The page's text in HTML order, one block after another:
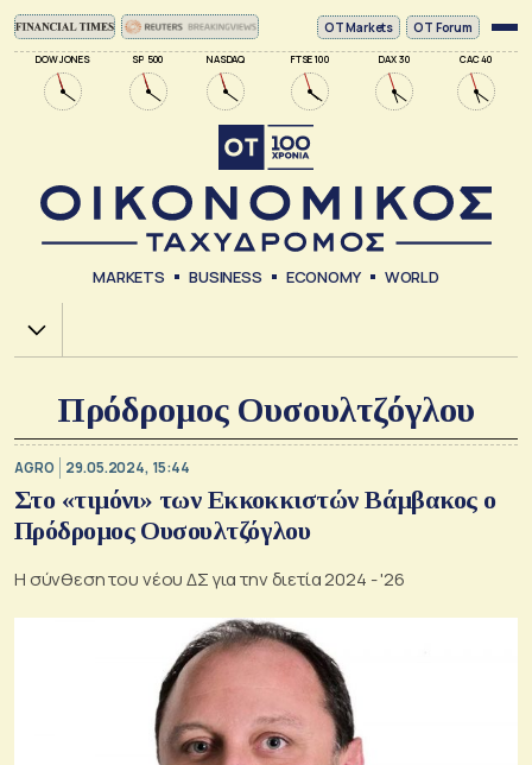
DOW JONES SP 500 NASDAQ FTSE 100 DAX 30 CAC 40
ΟΤ Markets OT Forum
MARKETS BUSINESS ECONOMY WORLD
Χ.Α.
Πρόδρομος Ουσουλτζόγλου
AGRO 29.05.2024, 15:44
Στο «τιμόνι» των Εκκοκκιστών Βάμβακος ο
Πρόδρομος Ουσουλτζόγλου
Η σύνθεση του νέου ΔΣ για την διετία 2024 - '26